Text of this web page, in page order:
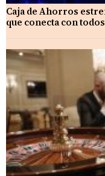
Caja de Ahorros
que conecta con todos